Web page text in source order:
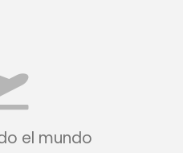
el mundo